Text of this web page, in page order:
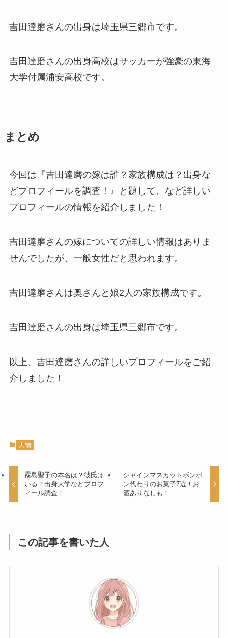
吉田達磨さんの出身は埼玉県三郷市です。
吉田達磨さんの出身高校はサッカーが強豪の東海
大学付属浦安高校です。
まとめ
今回は『吉田達磨の嫁は誰？家族構成は？出身な
どプロフィールを調査！ 』と題して、など詳しい
プロフィールの情報を紹介しました！
吉田達磨さんの嫁についての詳しい情報はありま
せんでしたが、一般女性だと思われます。
吉田達磨さんは奥さんと娘2人の家族構成です。
吉田達磨さんの出身は埼玉県三郷市です。
以上、吉田達磨さんの詳しいプロフィールをご紹
介しました！
人物
霧島聖子の本名は？彼氏は
いる？出身大学などプロフ
ィール調査！
シャインマスカットボンボ
ン代わりのお菓子7選！お
酒ありなしも！
この記事を書いた人